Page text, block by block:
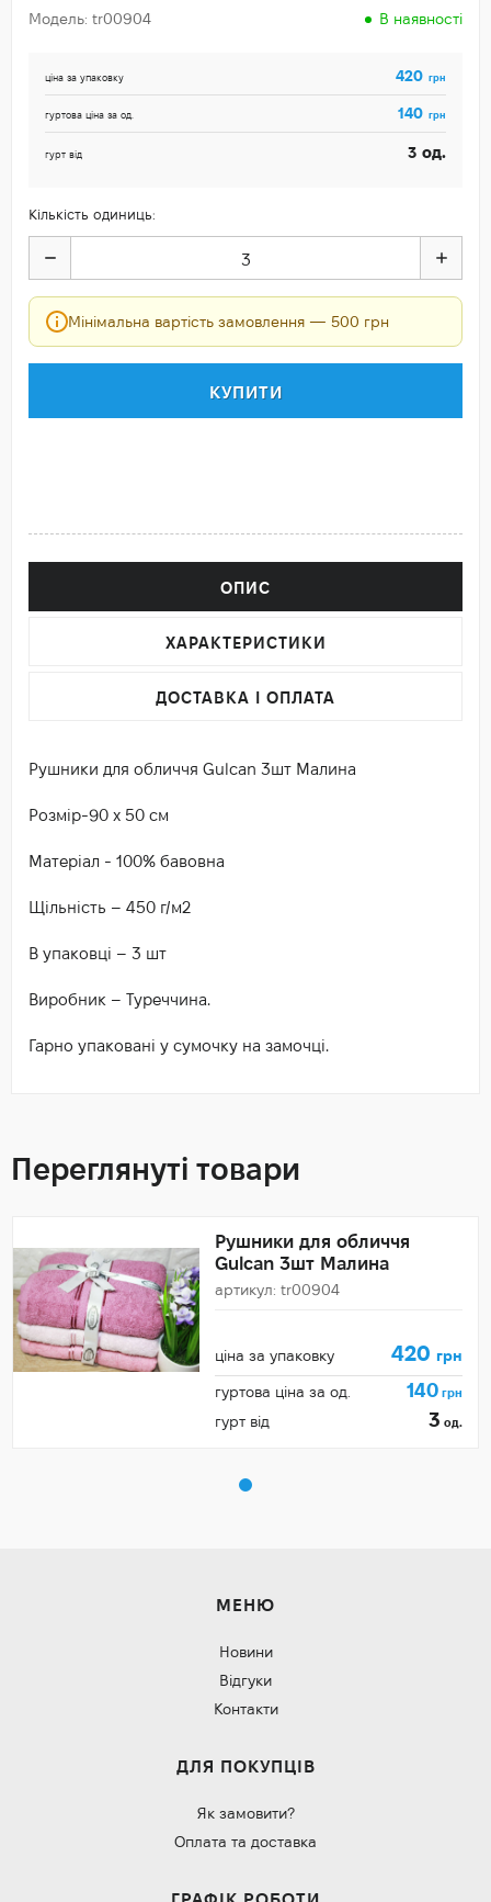
Модель: tr00904 В наявності
ціна за упаковку 420 грн
гуртова ціна за од. 140 грн
гурт від 3 од.
Кількість одиниць:
Мінімальна вартість замовлення — 500 грн
КУПИТИ
ОПИС
ХАРАКТЕРИСТИКИ
ДОСТАВКА І ОПЛАТА
Рушники для обличчя Gulcan 3шт Малина
Розмір-90 х 50 см
Матеріал - 100% бавовна
Щільність – 450 г/м2
В упаковці – 3 шт
Виробник – Туреччина.
Гарно упаковані у сумочку на замочці.
Переглянуті товари
Рушники для обличчя
Gulcan 3шт Малина
артикул: tr00904
ціна за упаковку 420 грн
гуртова ціна за од. 140 грн
гурт від 3 од.
МЕНЮ
Новини
Відгуки
Контакти
ДЛЯ ПОКУПЦІВ
Як замовити?
Оплата та доставка